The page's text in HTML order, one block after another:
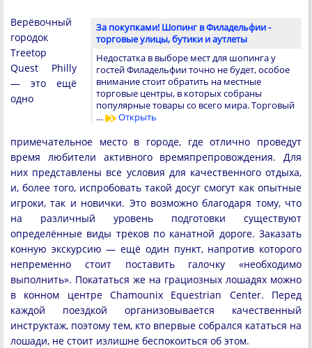
За покупками! Шопинг в Филадельфии -
торговые улицы, бутики и аутлеты
Недостатка в выборе мест для шопинга у
гостей Филадельфии точно не будет, особое
внимание стоит обратить на местные
торговые центры, в которых собраны
популярные товары со всего мира. Торговый
…
Открыть
Верёвочный
городок
Treetop
Quest Philly
— это ещё
одно
примечательное место в городе, где отлично проведут
время любители активного времяпрепровождения. Для
них представлены все условия для качественного отдыха,
и, более того, испробовать такой досуг смогут как опытные
игроки, так и новички. Это возможно благодаря тому, что
на различный уровень подготовки существуют
определённые виды треков по канатной дороге. Заказать
конную экскурсию — ещё один пункт, напротив которого
непременно стоит поставить галочку «необходимо
выполнить». Покататься же на грациозных лошадях можно
в конном центре Chamounix Equestrian Center. Перед
каждой поездкой организовывается качественный
инструктаж, поэтому тем, кто впервые собрался кататься на
лошади, не стоит излишне беспокоиться об этом.